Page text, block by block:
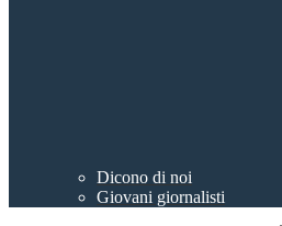
Dicono di noi
Giovani giornalisti